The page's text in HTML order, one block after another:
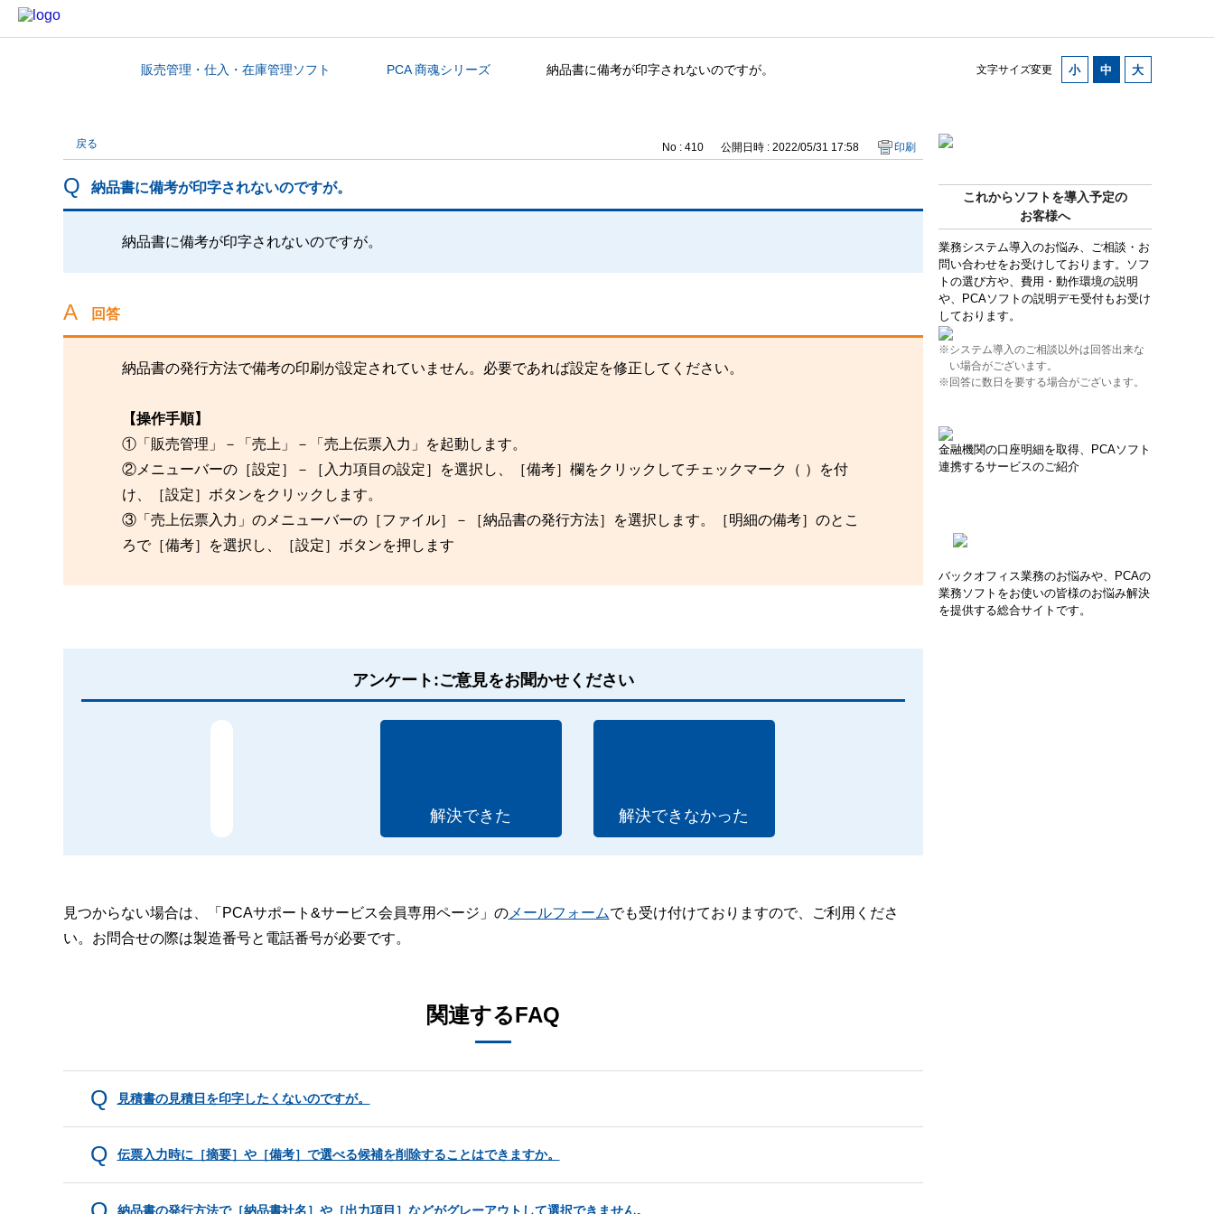
文字サイズ変更
カテゴリから探す販売管理・仕入・在庫管理ソフト PCA 商魂シリーズ 納品書に備考が印字されないのですが。
これからソフトを導入予定の
お客様へ
業務システム導入のお悩み、ご相談・お
問い合わせをお受けしております。ソフ
トの選び方や、費用・動作環境の説明
や、PCAソフトの説明デモ受付もお受け
しております。
※システム導入のご相談以外は回答出来な
い場合がございます。
※回答に数日を要する場合がございます。
金融機関の口座明細を取得、PCAソフト
連携するサービスのご紹介
バックオフィス業務のお悩みや、PCAの
業務ソフトをお使いの皆様のお悩み解決
を提供する総合サイトです。
戻る No : 410 公開日時 : 2022/05/31 17:58 印刷
納品書に備考が印字されないのですが。
納品書に備考が印字されないのですが。
回答
納品書の発行方法で備考の印刷が設定されていません。必要であれば設定を修正してください。
【操作手順】
①「販売管理」－「売上」－「売上伝票入力」を起動します。
②メニューバーの［設定］－［入力項目の設定］を選択し、［備考］欄をクリックしてチェックマーク（ ）を付
け、［設定］ボタンをクリックします。
③「売上伝票入力」のメニューバーの［ファイル］－［納品書の発行方法］を選択します。［明細の備考］のとこ
ろで［備考］を選択し、［設定］ボタンを押します
アンケート:ご意見をお聞かせください
解決できた 解決できなかった
見つからない場合は、「PCAサポート&サービス会員専用ページ」のメールフォームでも受け付けておりますので、ご利用くださ
い。お問合せの際は製造番号と電話番号が必要です。
関連するFAQ
見積書の見積日を印字したくないのですが。
伝票入力時に［摘要］や［備考］で選べる候補を削除することはできますか。
納品書の発行方法で［納品書社名］や［出力項目］などがグレーアウトして選択できません。